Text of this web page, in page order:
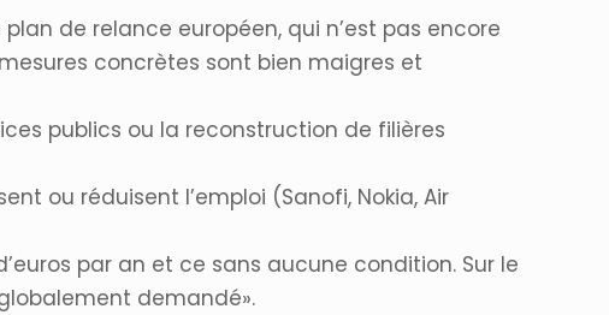
de relance européen, qui n’est pas encore
concrètes sont bien maigres et
publics ou la reconstruction de filières
ou réduisent l’emploi (Sanofi, Nokia, Air
par an et ce sans aucune condition. Sur le
demandé».